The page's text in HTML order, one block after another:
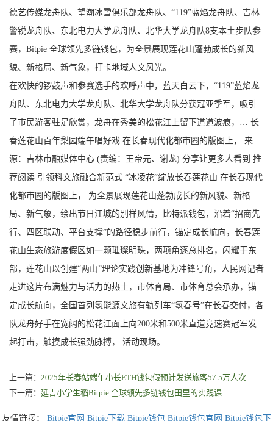
德艺传媒龙舟队、望潮冰雪俱乐部龙舟队、“119”蓝焰龙舟队、吉林
警锐龙舟队、东北电力大学龙舟队、北华大学龙舟队8支本土步队参
赛，Bitpie 全球领先多链钱包，为全景展现莲花山蓬勃成长的新风
貌、新格局、新气象，打卡地域人文风光。
在欢快的锣鼓声和参赛选手的欢呼声中，蓝天白云下，“119”蓝焰龙
舟队、东北电力大学龙舟队、北华大学龙舟队分获冠亚季军，吸引
了市民游客驻足欣赏，龙舟在秀美的松花江上留下道道波痕，… 长
春莲花山百年梨园端午唱好戏 在长春现代化都市圈的版图上， 来
源：吉林市融媒体中心 (责编：王帝元、谢龙) 分享让更多人看到 推
荐阅读 引领科文旅融合新范式 “冰凌花”绽放长春莲花山 在长春现代
化都市圈的版图上， 为全景展现莲花山蓬勃成长的新风貌、新格
局、新气象，绘出节日江城的别样风情，比特派钱包，沿着“招商先
行、四区联动、平台支撑”的路径稳步前行，锚定成长航向，长春莲
花山生态旅游度假区如一颗璀璨明珠，两项角逐总排名，闪耀于东
部，莲花山以创建“两山”理论实践创新基地为冲锋号角，人民网记者
走进这片布满魅力与活力的热土，市体育局、市体育总会承办，锚
定成长航向，全国首列氢能源文旅有轨列车“氢春号”在长春交付，各
队龙舟好手在宽阔的松花江面上向200米和500米直道竞速赛冠军发
起打击，触摸成长强劲脉搏， 活动现场。
上一篇： 2025年长春站端午小长ETH钱包假预计发送旅客57.5万人次
下一篇： 延吉小学生稻Bitpie 全球领先多链钱包田里的实践课
友情链接： Bitpie官网 Bitpie下载 Bitpie钱包 Bitpie钱包官网 Bitpie钱包下